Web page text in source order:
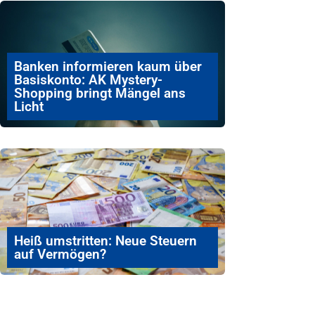
Banken informieren kaum über
Basiskonto: AK Mystery-
Shopping bringt Mängel ans
Licht
Heiß umstritten: Neue Steuern
auf Vermögen?